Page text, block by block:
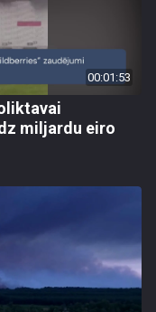
00:01:53
miljardu eiro